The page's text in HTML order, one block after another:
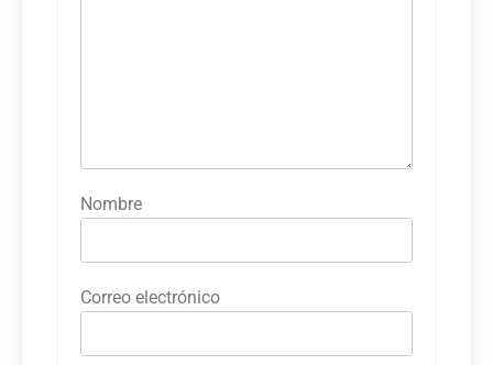
Nombre
Correo electrónico